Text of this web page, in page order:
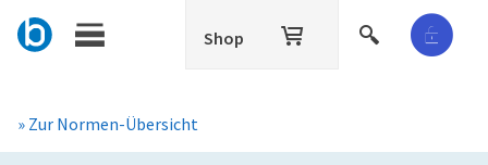
Shop
» Zur Normen-Übersicht